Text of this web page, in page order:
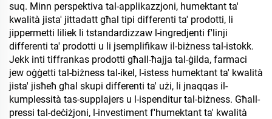
suq. Minn perspektiva tal-applikazzjoni, humektant ta'
kwalità jista' jittadatt għal tipi differenti ta' prodotti, li
jippermetti liliek li tstandardizzaw l-ingredjenti f'linji
differenti ta' prodotti u li jsemplifikaw il-biżness tal-istokk.
Jekk inti tiffrankas prodotti għall-ħajja tal-ġilda, farmaci
jew oġġetti tal-biżness tal-ikel, l-istess humektant ta' kwalità
jista' jisħeħ għal skupi differenti ta' użi, li jnaqqas il-
kumplessità tas-supplajers u l-ispenditur tal-biżness. Għall-
pressi tal-deċiżjoni, l-investiment f'humektant ta' kwalità